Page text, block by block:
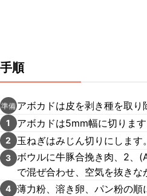
手順
準備 アボカドは皮を剥き種を取り
1 アボカドは5mm幅に切ります
2 玉ねぎはみじん切りにします。
3 ボウルに牛豚合挽き肉、2、
で混ぜ合わせ、空気を抜きな
4 薄力粉、溶き卵、パン粉の順